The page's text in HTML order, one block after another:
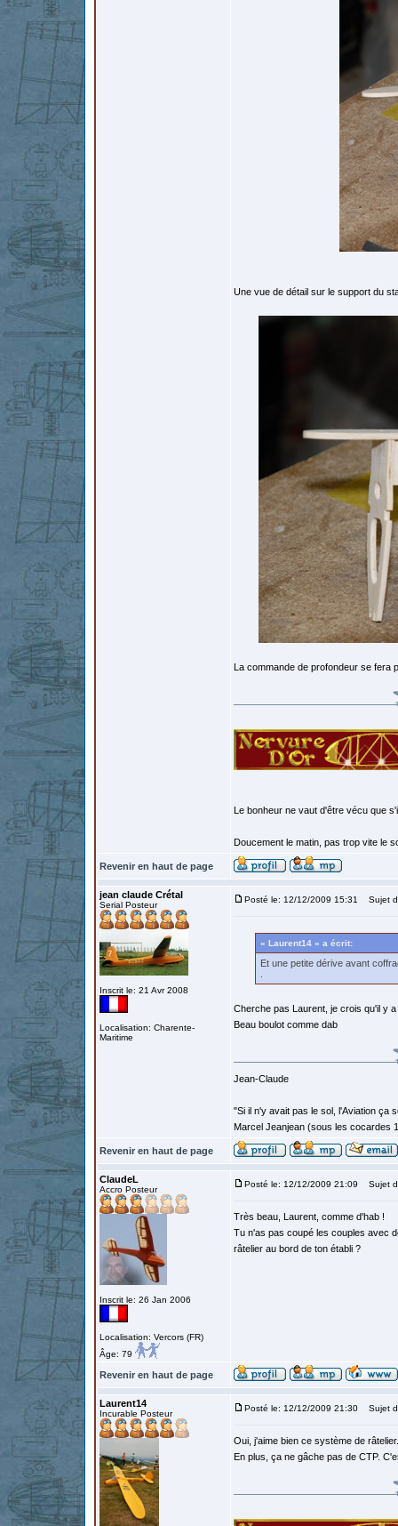
Une vue de détail sur le support du
La commande de profondeur se fera
Le bonheur ne vaut d'être vécu que
Doucement le matin, pas trop vite le
Revenir en haut de page
jean claude Crétal
Serial Posteur
Inscrit le: 21 Avr 2008
Localisation: Charente-
Maritime
Posté le: 12/12/2009 15:31 Sujet
« Laurent14 » a écrit:
Et une petite dérive avant
Cherche pas Laurent, je crois qu'il y
Beau boulot comme dab
Jean-Claude
"Si il n'y avait pas le sol, l'Aviation ça
Marcel Jeanjean (sous les cocardes
Revenir en haut de page
ClaudeL
Accro Posteur
Inscrit le: 26 Jan 2006
Localisation: Vercors (FR)
Âge: 79
Posté le: 12/12/2009 21:09 Sujet
Très beau, Laurent, comme d'hab !
Tu n'as pas coupé les couples avec
râtelier au bord de ton établi ?
Revenir en haut de page
Laurent14
Incurable Posteur
Posté le: 12/12/2009 21:30 Sujet
Oui, j'aime bien ce système de
En plus, ça ne gâche pas de CTP.